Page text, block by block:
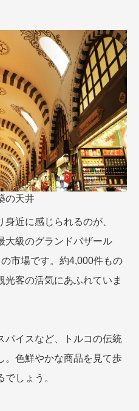
の天井
近に感じられるのが、
大級のグランドバザール
市場です。約4,000件もの
光客の活気にあふれていま
パイスなど、トルコの伝統
。色鮮やかな商品を見て歩
しょう。